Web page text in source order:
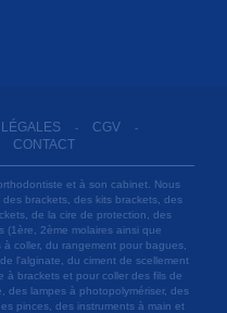
- CGV -
CONTACT
et à son cabinet. Nous
brackets, des kits brackets, des
de la cire de protection, des
2ème molaires ainsi que
coller, du rangement pour bagues,
l'alginate, du ciment de scellement
à brackets et pour coller des fils de
des lampes à photopolymériser, des
pinces, des instruments à main et